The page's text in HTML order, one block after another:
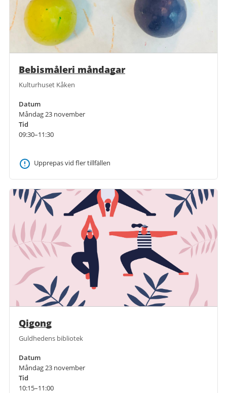
Bebismåleri måndagar
Kulturhuset Kåken
Datum
Måndag 23 november
Tid
09:30–11:30
Upprepas vid fler tillfällen
Qigong
Guldhedens bibliotek
Datum
Måndag 23 november
Tid
10:15–11:00